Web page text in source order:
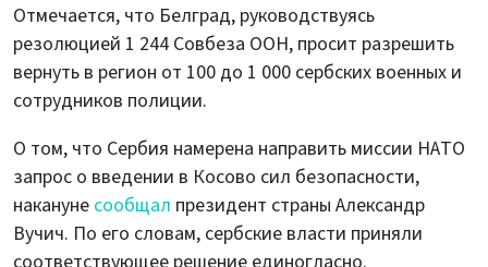
Отмечается, что Белград, руководствуясь
резолюцией 1 244 Совбеза ООН, просит разрешить
вернуть в регион от 100 до 1 000 сербских военных и
сотрудников полиции.
О том, что Сербия намерена направить миссии НАТО
запрос о введении в Косово сил безопасности,
накануне сообщал президент страны Александр
Вучич. По его словам, сербские власти приняли